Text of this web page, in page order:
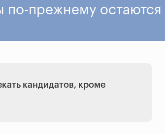
прежнему остаются
кандидатов, кроме